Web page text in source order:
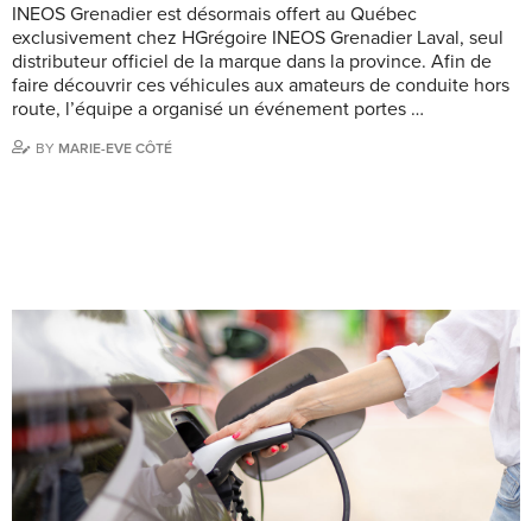
INEOS Grenadier est désormais offert au Québec
exclusivement chez HGrégoire INEOS Grenadier Laval, seul
distributeur officiel de la marque dans la province. Afin de
faire découvrir ces véhicules aux amateurs de conduite hors
route, l’équipe a organisé un événement portes …
BY MARIE-EVE CÔTÉ